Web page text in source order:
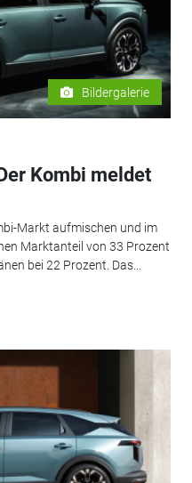
Bildergalerie
Kombi meldet
Markt aufmischen und im
Marktanteil von 33 Prozent
bei 22 Prozent. Das...